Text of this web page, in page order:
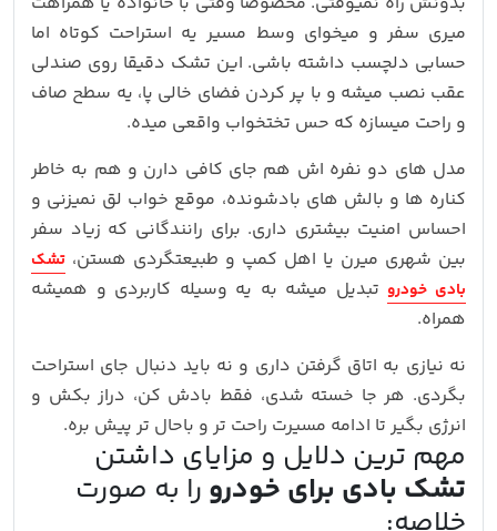
میری سفر و میخوای وسط مسیر یه استراحت کوتاه اما
حسابی دلچسب داشته باشی. این تشک دقیقا روی صندلی
عقب نصب میشه و با پر کردن فضای خالی پا، یه سطح صاف
و راحت میسازه که حس تختخواب واقعی میده.
مدل های دو نفره اش هم جای کافی دارن و هم به خاطر
کناره ها و بالش های بادشونده، موقع خواب لق نمیزنی و
احساس امنیت بیشتری داری. برای رانندگانی که زیاد سفر
بین شهری میرن یا اهل کمپ و طبیعتگردی هستن، تشک
بادی خودروتبدیل میشه به یه وسیله کاربردی و همیشه
همراه.
نه نیازی به اتاق گرفتن داری و نه باید دنبال جای استراحت
بگردی. هر جا خسته شدی، فقط بادش کن، دراز بکش و
انرژی بگیر تا ادامه مسیرت راحت تر و باحال تر پیش بره.
مهم ترین دلایل و مزایای داشتن
تشک بادی برای خودرو را به صورت